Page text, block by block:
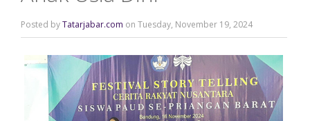
Posted byTatarjabar.com on Tuesday, November 19, 2024